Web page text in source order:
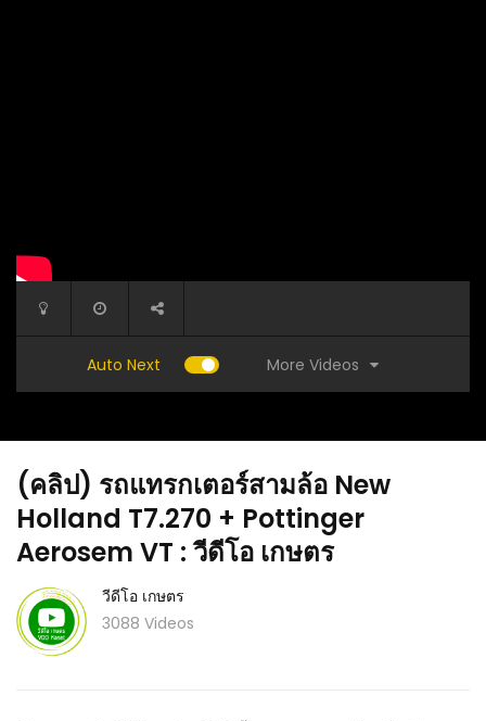
Auto Next More Videos
อบนาน
(คลิป) มะพร้าวแกงต้นเตี้ย ติดลูกเร็ว share :
วีดีโอ เกษตร
(คลิป) รถแทรกเตอร์สามล้อ New
Holland T7.270 + Pottinger
Aerosem VT : วีดีโอ เกษตร
วีดีโอ เกษตร
3088 Videos